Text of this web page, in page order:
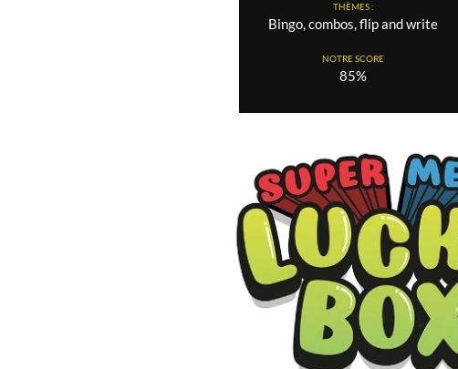
THÈMES :
Bingo, combos, flip and write
NOTRE SCORE
85